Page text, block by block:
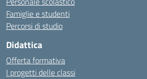
Famiglie e studenti
Percorsi di studio
Didattica
Offerta formativa
I progetti delle classi